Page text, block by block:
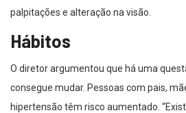
palpitações e alteração na visão.
Hábitos
O diretor argumentou que há uma
consegue mudar. Pessoas com pais,
hipertensão têm risco aumentado.